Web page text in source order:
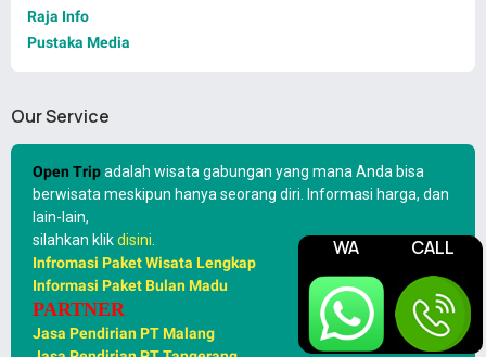
WA CALL
Raja Info
Pustaka Media
Our Service
Open Tripadalah wisata gabungan yang mana Anda bisa
berwisata meskipun hanya seorang diri. Informasi harga, dan
lain-lain,
silahkan klikdisini
Infromasi Paket Wisata Lengkap
Informasi Paket Bulan Madu
PARTNER
Jasa Pendirian PT Malang